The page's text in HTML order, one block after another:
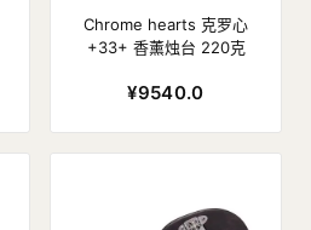
Chrome hearts 克罗心
+33+ 香薰烛台 220克
¥9540.0